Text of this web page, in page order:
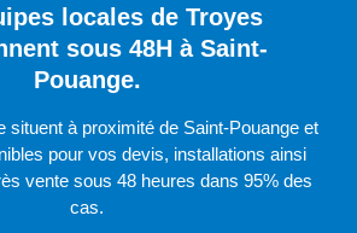
locales de Troyes
sous 48H à Saint-
Pouange.
situent à proximité de Saint-Pouange et
pour vos devis, installations ainsi
vente sous 48 heures dans 95% des
cas.